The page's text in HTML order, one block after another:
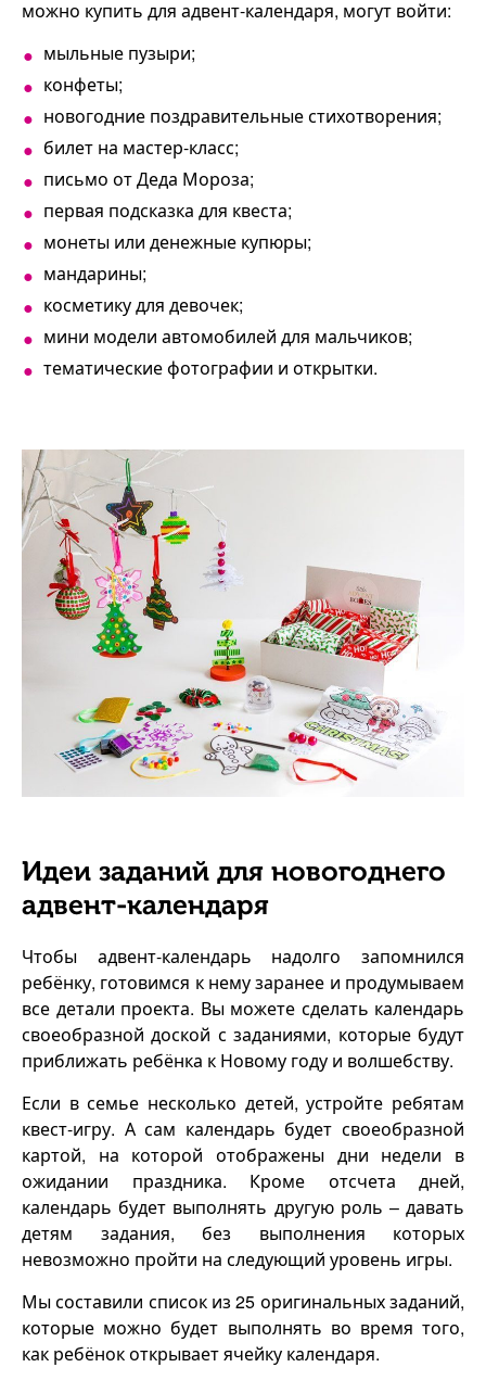
можно купить для адвент-календаря, могут войти:
мыльные пузыри;
конфеты;
новогодние поздравительные стихотворения;
билет на мастер-класс;
письмо от Деда Мороза;
первая подсказка для квеста;
монеты или денежные купюры;
мандарины;
косметику для девочек;
мини модели автомобилей для мальчиков;
тематические фотографии и открытки.
Идеи заданий для новогоднего
адвент-календаря
Чтобы адвент-календарь надолго запомнился
ребёнку, готовимся к нему заранее и продумываем
все детали проекта. Вы можете сделать календарь
своеобразной доской с заданиями, которые будут
приближать ребёнка к Новому году и волшебству.
Если в семье несколько детей, устройте ребятам
квест-игру. А сам календарь будет своеобразной
картой, на которой отображены дни недели в
ожидании праздника. Кроме отсчета дней,
календарь будет выполнять другую роль – давать
детям задания, без выполнения которых
невозможно пройти на следующий уровень игры.
Мы составили список из 25 оригинальных заданий,
которые можно будет выполнять во время того,
как ребёнок открывает ячейку календаря.